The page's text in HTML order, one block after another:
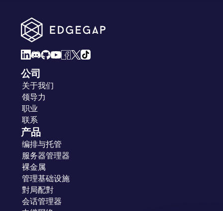
公司
关于我们
领导力
职业
联系
产品
编排与托管
服务器管理器
裸金属
管理基础设施
對局配對
会话管理器